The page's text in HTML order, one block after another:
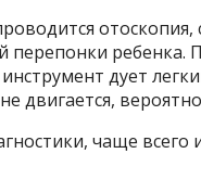
перепонки
дует
двигается,
чаще всего